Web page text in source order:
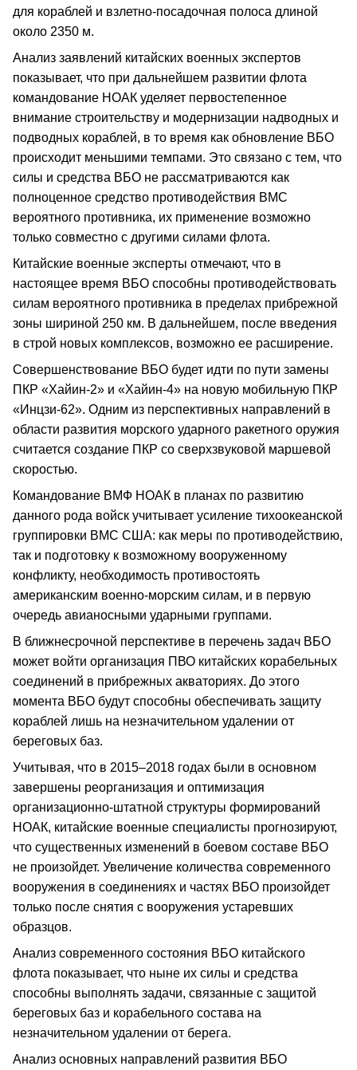
для кораблей и взлетно-посадочная полоса длиной
около 2350 м.
Анализ заявлений китайских военных экспертов
показывает, что при дальнейшем развитии флота
командование НОАК уделяет первостепенное
внимание строительству и модернизации надводных и
подводных кораблей, в то время как обновление ВБО
происходит меньшими темпами. Это связано с тем, что
силы и средства ВБО не рассматриваются как
полноценное средство противодействия ВМС
вероятного противника, их применение возможно
только совместно с другими силами флота.
Китайские военные эксперты отмечают, что в
настоящее время ВБО способны противодействовать
силам вероятного противника в пределах прибрежной
зоны шириной 250 км. В дальнейшем, после введения
в строй новых комплексов, возможно ее расширение.
Совершенствование ВБО будет идти по пути замены
ПКР «Хайин-2» и «Хайин-4» на новую мобильную ПКР
«Инцзи-62». Одним из перспективных направлений в
области развития морского ударного ракетного оружия
считается создание ПКР со сверхзвуковой маршевой
скоростью.
Командование ВМФ НОАК в планах по развитию
данного рода войск учитывает усиление тихоокеанской
группировки ВМС США: как меры по противодействию,
так и подготовку к возможному вооруженному
конфликту, необходимость противостоять
американским военно-морским силам, и в первую
очередь авианосными ударными группами.
В ближнесрочной перспективе в перечень задач ВБО
может войти организация ПВО китайских корабельных
соединений в прибрежных акваториях. До этого
момента ВБО будут способны обеспечивать защиту
кораблей лишь на незначительном удалении от
береговых баз.
Учитывая, что в 2015–2018 годах были в основном
завершены реорганизация и оптимизация
организационно-штатной структуры формирований
НОАК, китайские военные специалисты прогнозируют,
что существенных изменений в боевом составе ВБО
не произойдет. Увеличение количества современного
вооружения в соединениях и частях ВБО произойдет
только после снятия с вооружения устаревших
образцов.
Анализ современного состояния ВБО китайского
флота показывает, что ныне их силы и средства
способны выполнять задачи, связанные с защитой
береговых баз и корабельного состава на
незначительном удалении от берега.
Анализ основных направлений развития ВБО